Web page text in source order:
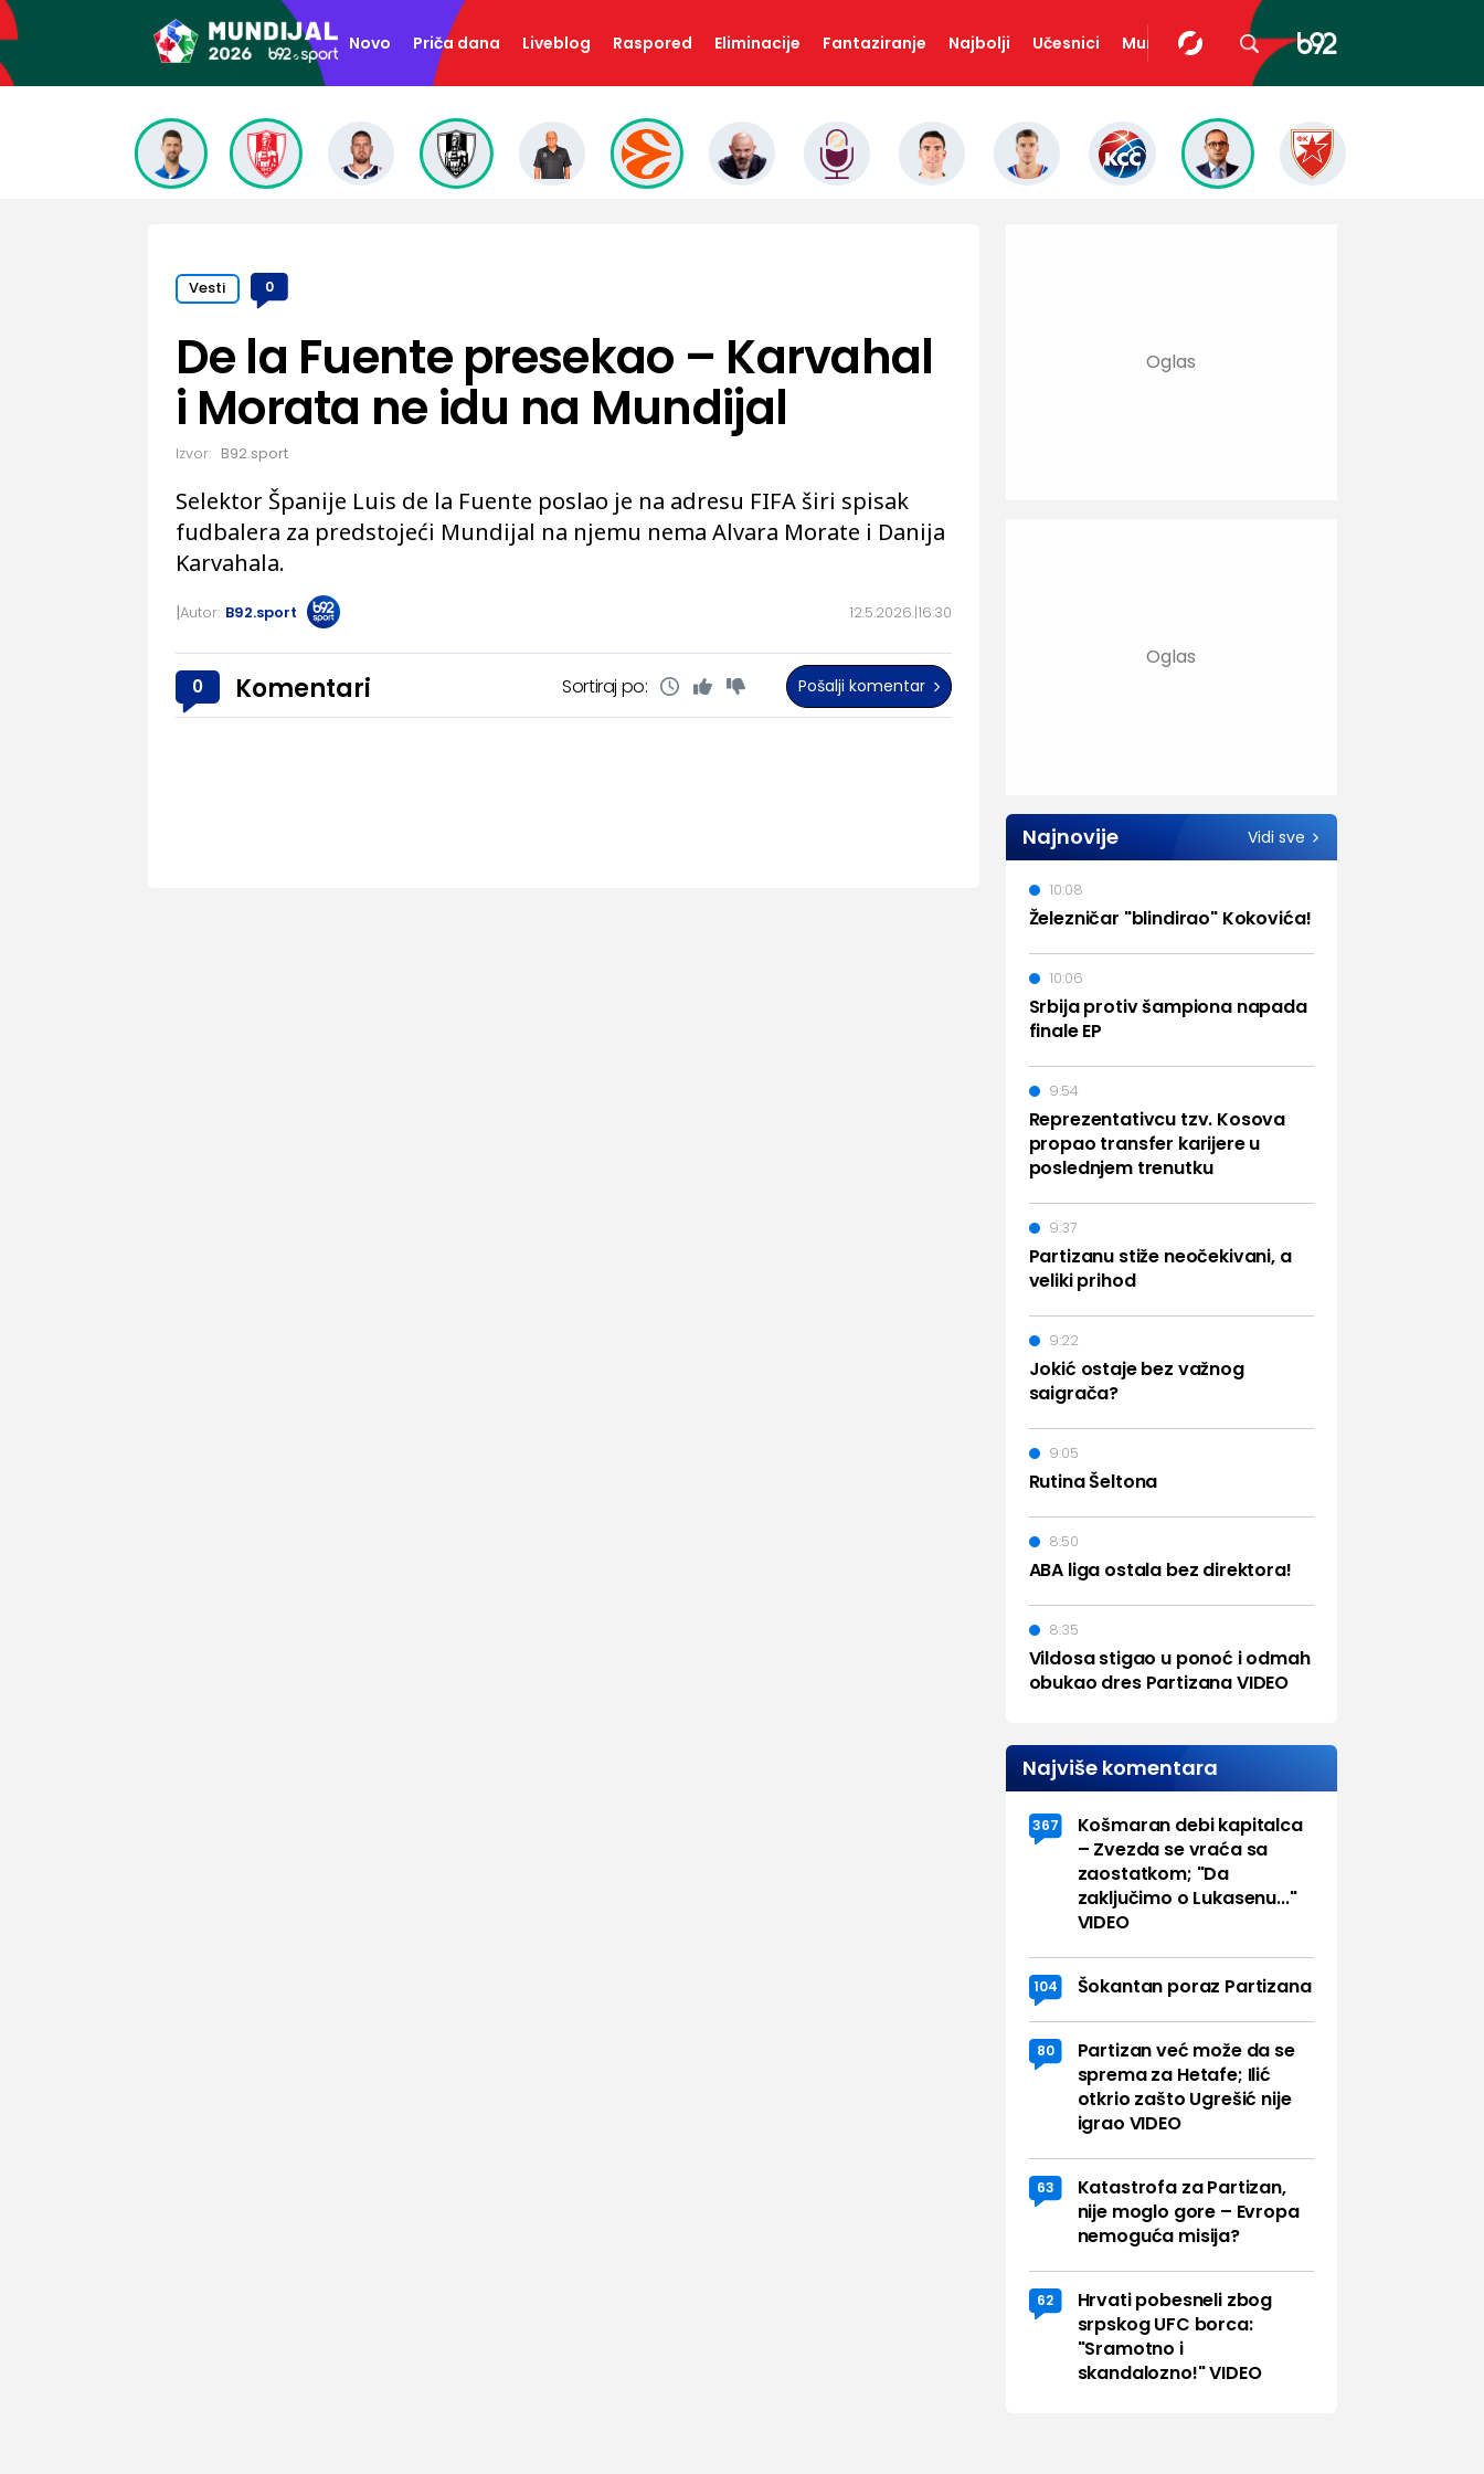
Novo Priča dana Liveblog Raspored Eliminacije Fantaziranje Najbolji Učesnici Mundopedija
Vesti 0
12.5.2026. 16:30
De la Fuente presekao – Karvahal
i Morata ne idu na Mundijal
Selektor Španije Luis de la Fuente poslao je na adresu FIFA širi spisak
fudbalera za predstojeći Mundijal na njemu nema Alvara Morate i Danija
Karvahala.
Izvor: B92.sport
Autor: B92.sport
0 Komentari Sortiraj po: Pošalji komentar
Najnovije Vidi sve
Železničar "blindirao" Kokovića!
10:08
Srbija protiv šampiona napada
finale EP
10:06
Reprezentativcu tzv. Kosova
propao transfer karijere u
poslednjem trenutku
9:54
Partizanu stiže neočekivani, a
veliki prihod
9:37
Jokić ostaje bez važnog
saigrača?
9:22
Rutina Šeltona
9:05
ABA liga ostala bez direktora!
8:50
Vildosa stigao u ponoć i odmah
obukao dres Partizana VIDEO
8:35
Najviše komentara
367
Košmaran debi kapitalca
– Zvezda se vraća sa
zaostatkom; "Da
zaključimo o Lukasenu..."
VIDEO
104 Šokantan poraz Partizana
80
Partizan već može da se
sprema za Hetafe; Ilić
otkrio zašto Ugrešić nije
igrao VIDEO
63
Katastrofa za Partizan,
nije moglo gore – Evropa
nemoguća misija?
62
Hrvati pobesneli zbog
srpskog UFC borca:
"Sramotno i
skandalozno!" VIDEO